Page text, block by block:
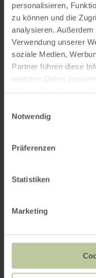
personalisieren,
zu können und die
analysieren.
Verwendung unserer
soziale Medien,
Partner führen diese
weiteren Daten
Notwendig
Präferenzen
Statistiken
Marketing